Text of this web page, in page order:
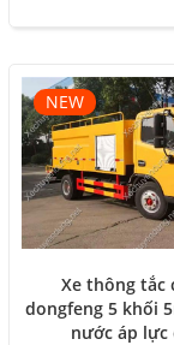
NEW
Xe thông tắc
dongfeng 5 khối
nước áp lực